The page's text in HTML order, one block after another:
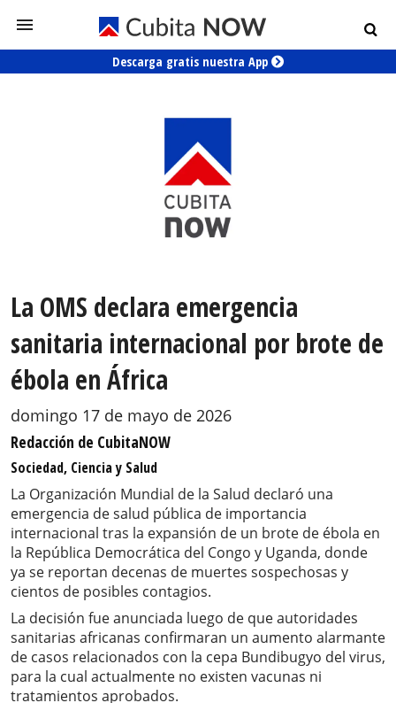
Descarga gratis nuestra App
La OMS declara emergencia
sanitaria internacional por brote de
ébola en África
domingo 17 de mayo de 2026
Redacción de CubitaNOW
Sociedad, Ciencia y Salud
La Organización Mundial de la Salud declaró una
emergencia de salud pública de importancia
internacional tras la expansión de un brote de ébola en
la República Democrática del Congo y Uganda, donde
ya se reportan decenas de muertes sospechosas y
cientos de posibles contagios.
La decisión fue anunciada luego de que autoridades
sanitarias africanas confirmaran un aumento alarmante
de casos relacionados con la cepa Bundibugyo del virus,
para la cual actualmente no existen vacunas ni
tratamientos aprobados.